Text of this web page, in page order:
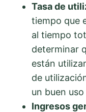
Tasa de
tiempo que
al tiempo
determinar
están
de
un buen
Ingresos